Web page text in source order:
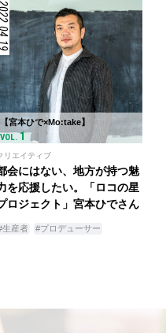
2022.04.19
【宮本ひで×Mo:take】
VOL. 1
リエイティブ
会にはない、地方が持つ魅
を応援したい。「ロコの星
ロジェクト」宮本ひでさん
生産者 #プロデューサー